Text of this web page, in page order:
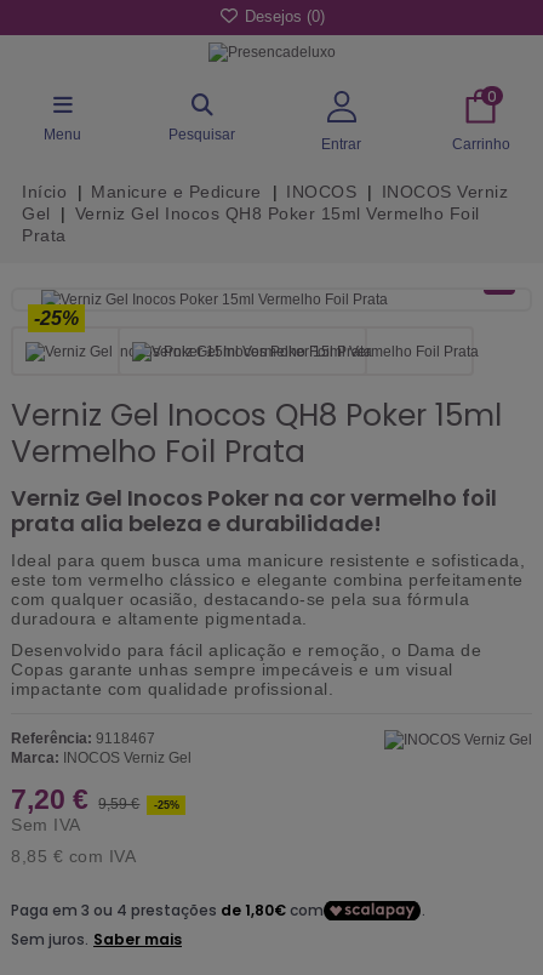
Desejos (0)
Menu Pesquisar
Entrar
0
Carrinho
Início Manicure e Pedicure INOCOS
INOCOS Verniz
Gel
Verniz Gel Inocos QH8 Poker 15ml Vermelho Foil
Prata
-25%
Verniz Gel Inocos QH8 Poker 15ml
Vermelho Foil Prata
Verniz Gel Inocos Poker na cor vermelho foil
prata alia beleza e durabilidade!
Ideal para quem busca uma manicure resistente e sofisticada,
este tom vermelho clássico e elegante combina perfeitamente
com qualquer ocasião, destacando-se pela sua fórmula
duradoura e altamente pigmentada.
Desenvolvido para fácil aplicação e remoção, o Dama de
Copas garante unhas sempre impecáveis e um visual
impactante com qualidade profissional.
Referência: 9118467
Marca: INOCOS Verniz Gel
7,20 € 9,59 € -25%
Sem IVA
8,85 € com IVA